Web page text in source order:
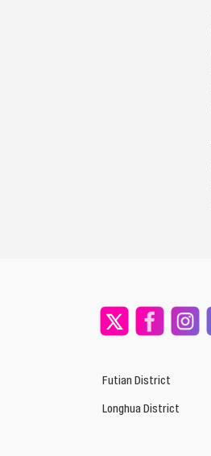
Futian District
Longhua District